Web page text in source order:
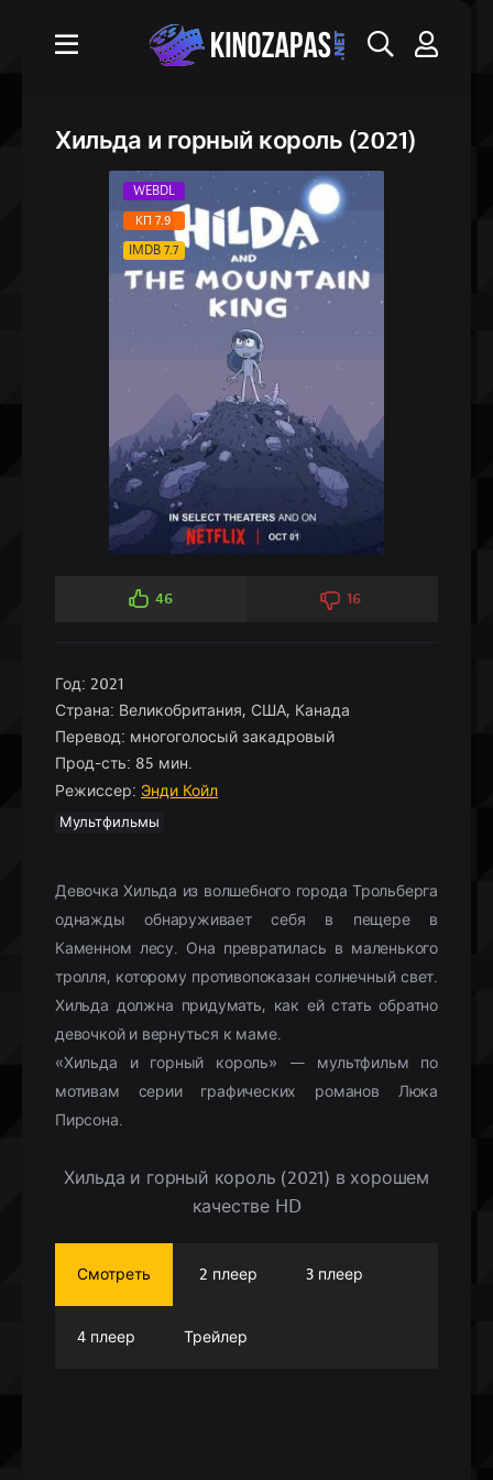
Хильда и горный король (2021)
WEBDL
КП 7.9
IMDB 7.7
46 16
Год: 2021
Страна: Великобритания, США, Канада
Перевод: многоголосый закадровый
Прод-сть: 85 мин.
Режиссер: Энди Койл
Мультфильмы
Девочка Хильда из волшебного города Трольберга
однажды обнаруживает себя в пещере в
Каменном лесу. Она превратилась в маленького
тролля, которому противопоказан солнечный свет.
Хильда должна придумать, как ей стать обратно
девочкой и вернуться к маме.
«Хильда и горный король» — мультфильм по
мотивам серии графических романов Люка
Пирсона.
Хильда и горный король (2021) в хорошем
качестве HD
Смотреть 2 плеер 3 плеер
4 плеер Трейлер